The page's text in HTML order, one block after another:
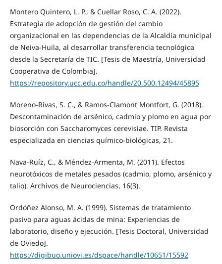
Montero Quintero, L. P., & Cuellar Roso, C. A. (2022).
Estrategia de adopción de gestión del cambio
organizacional en las dependencias de la Alcaldía municipal
de Neiva-Huila, al desarrollar transferencia tecnológica
desde la Secretaría de TIC. [Tesis de Maestría, Universidad
Cooperativa de Colombia].
https://repository.ucc.edu.co/handle/20.500.12494/45895
Moreno-Rivas, S. C., & Ramos-Clamont Montfort, G. (2018).
Descontaminación de arsénico, cadmio y plomo en agua por
biosorción con Saccharomyces cerevisiae. TIP. Revista
especializada en ciencias químico-biológicas, 21.
Nava-Ruíz, C., & Méndez-Armenta, M. (2011). Efectos
neurotóxicos de metales pesados (cadmio, plomo, arsénico y
talio). Archivos de Neurociencias, 16(3).
Ordóñez Alonso, M. A. (1999). Sistemas de tratamiento
pasivo para aguas ácidas de mina: Experiencias de
laboratorio, diseño y ejecución. [Tesis Doctoral, Universidad
de Oviedo].
https://digibuo.uniovi.es/dspace/handle/10651/15592